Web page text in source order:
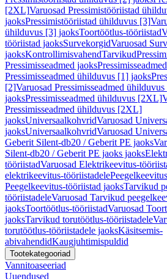
[2XL]Varuosad Pressimistööriistad
jaoksPressimistööriistad ühilduvus [3]
ühilduvus [3] jaoksToortöötlus-tööriistad
tööriistad jaoksSurvekorgidVaruosad
jaoksKontrollimisvahendTarvikud
Pressimisseadmed jaoks
Pressimisseadmed ühilduvus [1] jaoks
[2]Varuosad Pressimisseadmed
jaoksPressimisseadmed ühilduvus [2XL]
Pressimisseadmed ühilduvus [2XL]
jaoksUniversaalkohvridVaruosad
jaoksUniversaalkohvridVaruosad
Geberit Silent-db20 / Geberit PE jaoks
Silent-db20 / Geberit PE jaoks jaoks
tööriistadVaruosad Elektrikeevitus-
elektrikeevitus-tööriistadele
Peegelkeevitus-tööriistad jaoksTarvikud
tööriistadeleVaruosad Tarvikud
jaoksToortöötlus-tööriistadVaruosad
jaoksTarvikud torutöötlus-tööriistadele
torutöötlus-tööriistadele jaoksKäsitsemis-
abivahendidKaugjuhtimispuldid
Tootekategooriad
Vannitoaseeriad
Uuendused